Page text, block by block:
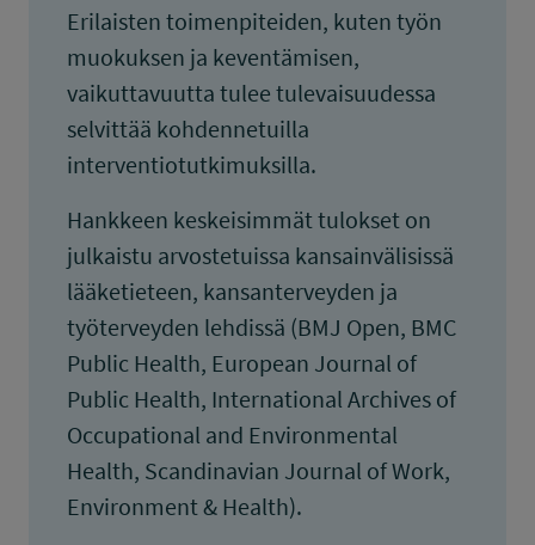
Erilaisten toimenpiteiden, kuten työn
muokuksen ja keventämisen,
vaikuttavuutta tulee tulevaisuudessa
selvittää kohdennetuilla
interventiotutkimuksilla.
Hankkeen keskeisimmät tulokset on
julkaistu arvostetuissa kansainvälisissä
lääketieteen, kansanterveyden ja
työterveyden lehdissä (BMJ Open, BMC
Public Health, European Journal of
Public Health, International Archives of
Occupational and Environmental
Health, Scandinavian Journal of Work,
Environment & Health).